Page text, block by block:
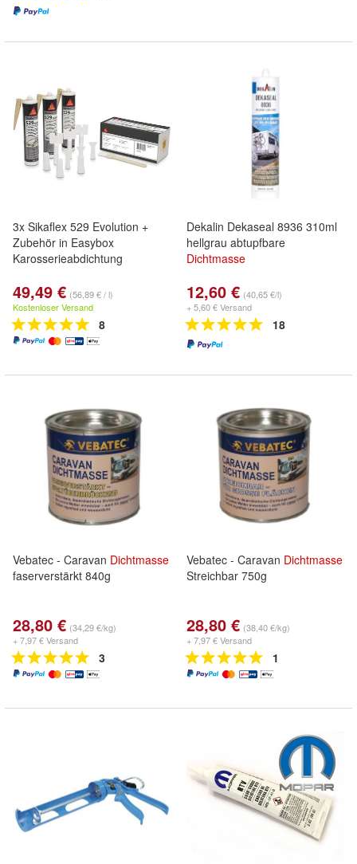
3x Sikaflex 529 Evolution +
Zubehör in Easybox
Karosserieabdichtung
49,49 € (56,89 € / l)
Kostenloser Versand
8
Dekalin Dekaseal 8936 310ml
hellgrau abtupfbare
Dichtmasse
12,60 € (40,65 €/l)
+ 5,60 € Versand
18
Vebatec - Caravan Dichtmasse
faserverstärkt 840g
28,80 € (34,29 €/kg)
+ 7,97 € Versand
3
Vebatec - Caravan Dichtmasse
Streichbar 750g
28,80 € (38,40 €/kg)
+ 7,97 € Versand
1